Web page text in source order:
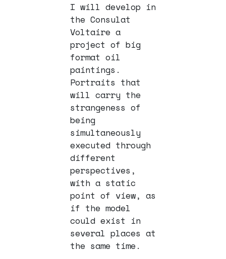
I will develop in
the Consulat
Voltaire a
project of big
format oil
paintings.
Portraits that
will carry the
strangeness of
being
simultaneously
executed through
different
perspectives,
with a static
point of view, as
if the model
could exist in
several places at
the same time.